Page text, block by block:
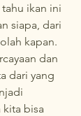
ikan ini
siapa, dari
kapan.
dan
dari yang
bisa